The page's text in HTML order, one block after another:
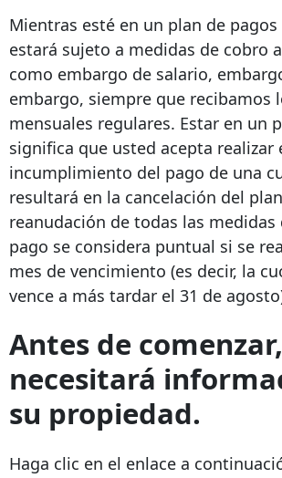
Mientras esté en un plan de
estará sujeto a medidas de cobro
como embargo de salario,
embargo, siempre que recibamos
mensuales regulares. Estar en un
significa que usted acepta realizar
incumplimiento del pago de una
resultará en la cancelación del
reanudación de todas las medidas
pago se considera puntual si se
mes de vencimiento (es decir, la
vence a más tardar el 31 de
Antes de comenzar,
necesitará
su propiedad.
Haga clic en el enlace a